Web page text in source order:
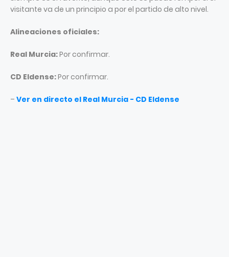
visitante va de un principio a por el partido de alto nivel.
Alineaciones oficiales:
Real Murcia:Por confirmar.
CD Eldense:Por confirmar.
– Ver en directo el Real Murcia - CD Eldense